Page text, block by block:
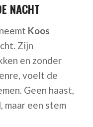
NACHT
neemt Koos
Zijn
en zonder
voelt de
Geen haast,
een stem